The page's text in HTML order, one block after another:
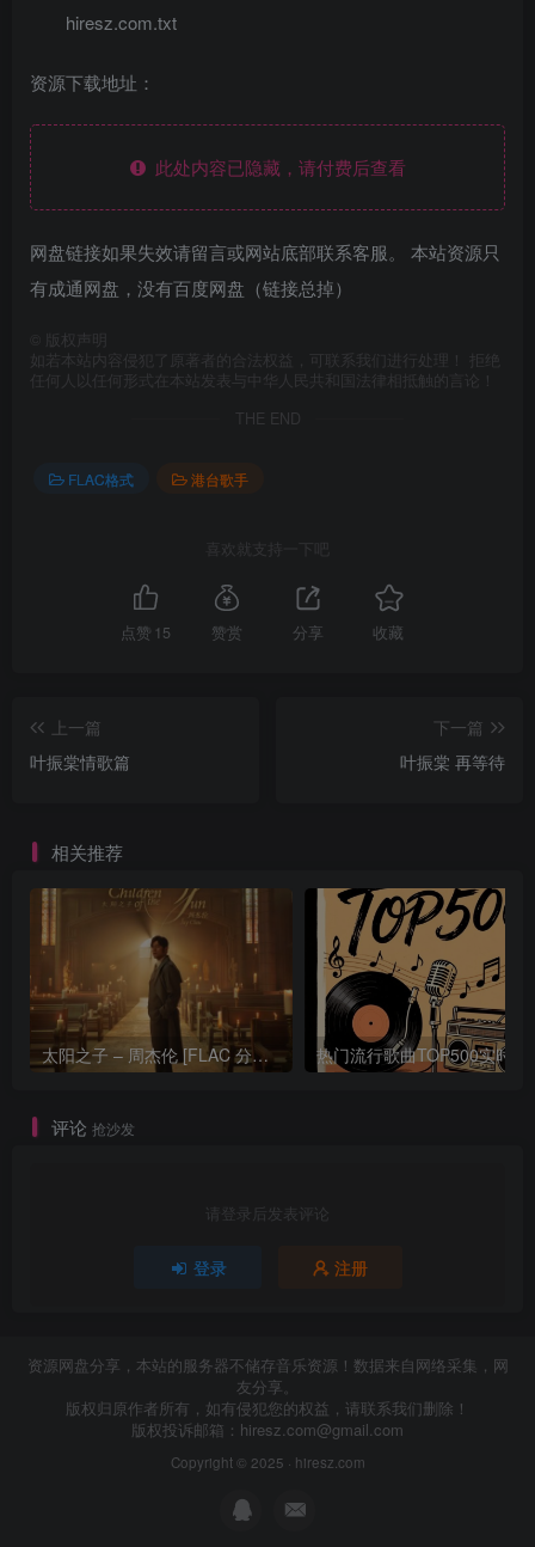
hiresz.com.txt
资源下载地址：
此处内容已隐藏，请付费后查看
网盘链接如果失效请留言或网站底部联系客服。 本站资源只
有成通网盘，没有百度网盘（链接总掉）
版权声明
如若本站内容侵犯了原著者的合法权益，可联系我们进行处理！ 拒绝
任何人以任何形式在本站发表与中华人民共和国法律相抵触的言论！
THE END
FLAC格式 港台歌手
喜欢就支持一下吧
点赞 15 赞赏 分享 收藏
上一篇
叶振棠情歌篇
下一篇
叶振棠 再等待
相关推荐
太阳之子 – 周杰伦 [FLAC 分轨 192Khz 24bit]
评论 抢沙发
请登录后发表评论
登录 注册
资源网盘分享，本站的服务器不储存音乐资源！数据来自网络采集，网
友分享。
版权归原作者所有，如有侵犯您的权益，请联系我们删除！
版权投诉邮箱： hiresz.com@gmail.com
Copyright © 2025 · hiresz.com